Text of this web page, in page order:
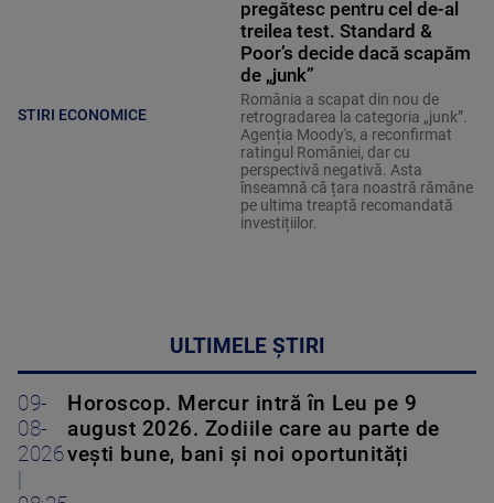
STIRI ECONOMICE
pregătesc pentru cel de-al
treilea test. Standard &
Poor’s decide dacă scapăm
de „junk”
România a scapat din nou de
retrogradarea la categoria „junk”.
Agenția Moody's, a reconfirmat
ratingul României, dar cu
perspectivă negativă. Asta
înseamnă că țara noastră rămâne
pe ultima treaptă recomandată
investițiilor.
ULTIMELE ȘTIRI
09-
08-
2026
Horoscop. Mercur intră în Leu pe 9
august 2026. Zodiile care au parte de
vești bune, bani și noi oportunități